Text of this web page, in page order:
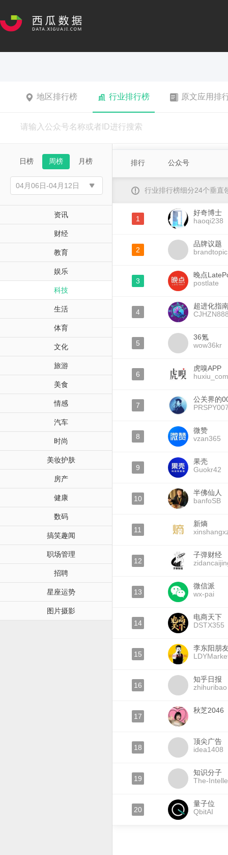
地区排行榜 行业排行榜 原文应用排
日榜 周榜 月榜
资讯
财经
教育
娱乐
科技
生活
体育
文化
旅游
美食
情感
汽车
时尚
美妆护肤
房产
健康
数码
搞笑趣闻
职场管理
招聘
星座运势
图片摄影
排行 公众号
行业排行榜细分24个垂直
1
好奇博士
haoqi238
2
品牌议题
brandtopic
3
晚点
postlate
4
超进化指
5
36氪
wow36kr
6
虎嗅APP
huxiu_com
7
公关界的
8
微赞
vzan365
9
果壳
Guokr42
10
半佛仙人
banfoSB
11
新熵
12
子弹财经
13
微信派
wx-pai
14
电商天下
DSTX355
15
李东阳朋
16
知乎日报
zhihuribao
17
秋芝2046
18
顶尖广告
idea1408
19
知识分子
The-
20
量子位
QbitAI